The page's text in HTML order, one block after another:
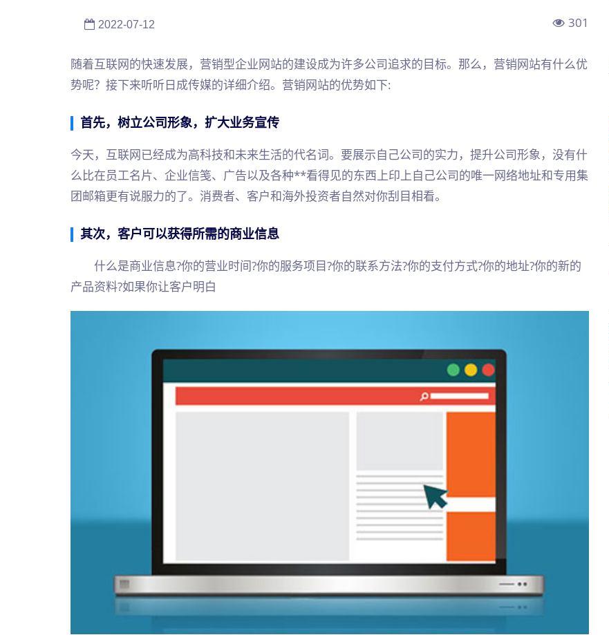
2022-07-12 301
随着互联网的快速发展，营销型企业网站的建设成为许多公司追求的目标。那么，营销网站有什么优
势呢？接下来听听日成传媒的详细介绍。营销网站的优势如下:
首先，树立公司形象，扩大业务宣传
今天，互联网已经成为高科技和未来生活的代名词。要展示自己公司的实力，提升公司形象，没有什
么比在员工名片、企业信笺、广告以及各种**看得见的东西上印上自己公司的唯一网络地址和专用集
团邮箱更有说服力的了。消费者、客户和海外投资者自然对你刮目相看。
其次，客户可以获得所需的商业信息
什么是商业信息?你的营业时间?你的服务项目?你的联系方法?你的支付方式?你的地址?你的新的
产品资料?如果你让客户明白